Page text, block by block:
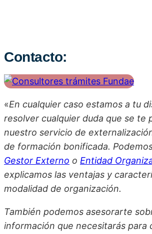
Contacto:
«En cualquier caso estamos a tu
resolver cualquier duda que se te
nuestro servicio de
de formación bonificada.
Gestor Externo o Entidad
explicamos las ventajas y
modalidad de organización.
También podemos asesorarte
información que necesitarás para